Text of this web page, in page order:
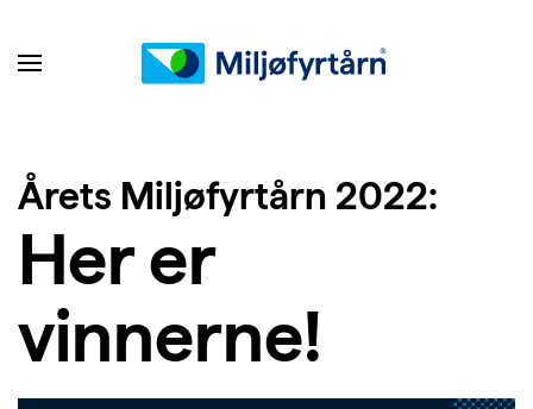
Årets Miljøfyrtårn 2022:
Her er
vinnerne!